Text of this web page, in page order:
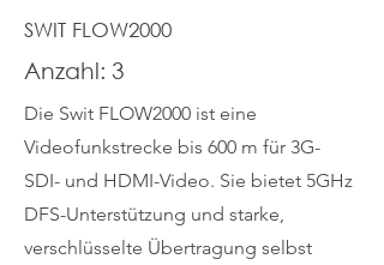
SWIT FLOW2000
Anzahl: 3
Die Swit FLOW2000 ist eine
Videofunkstrecke bis 600 m für 3G-
SDI- und HDMI-Video. Sie bietet 5GHz
DFS-Unterstützung und starke,
verschlüsselte Übertragung selbst